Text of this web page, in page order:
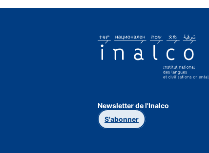
Newsletter de l'Inalco
S'abonner